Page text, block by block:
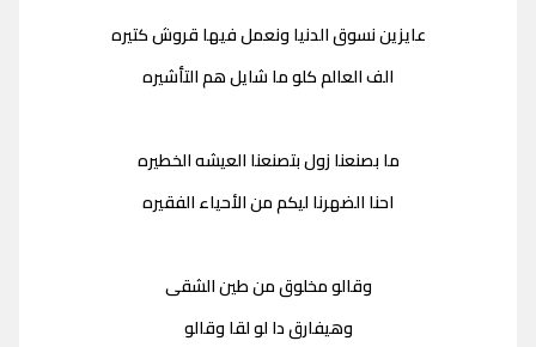
عايزين نسوق الدنيا ونعمل فيها قروش كتيره
الف العالم كلو ما شايل هم التأشيره
ما بصنعنا زول بتصنعنا العيشه الخطيره
احنا الضهرنا ليكم من الأحياء الفقيره
وقالو مخلوق من طين الشقى
وهيفارق دا لو لقا وقالو